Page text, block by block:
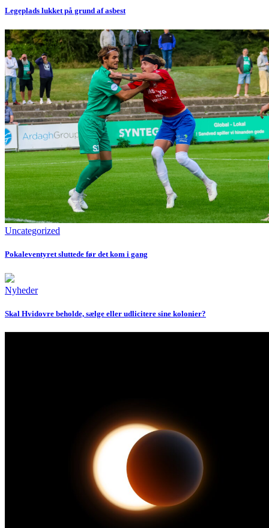
Legeplads lukket på grund af asbest
Uncategorized
Pokaleventyret sluttede før det kom i gang
Nyheder
Skal Hvidovre beholde, sælge eller udlicitere sine kolonier?